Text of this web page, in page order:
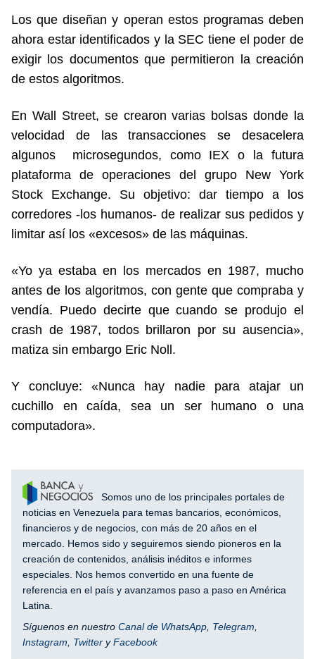
Los que diseñan y operan estos programas deben
ahora estar identificados y la SEC tiene el poder de
exigir los documentos que permitieron la creación
de estos algoritmos.
En Wall Street, se crearon varias bolsas donde la
velocidad de las transacciones se desacelera
algunos microsegundos, como IEX o la futura
plataforma de operaciones del grupo New York
Stock Exchange. Su objetivo: dar tiempo a los
corredores -los humanos- de realizar sus pedidos y
limitar así los «excesos» de las máquinas.
«Yo ya estaba en los mercados en 1987, mucho
antes de los algoritmos, con gente que compraba y
vendía. Puedo decirte que cuando se produjo el
crash de 1987, todos brillaron por su ausencia»,
matiza sin embargo Eric Noll.
Y concluye: «Nunca hay nadie para atajar un
cuchillo en caída, sea un ser humano o una
computadora».
Somos uno de los principales portales de
noticias en Venezuela para temas bancarios, económicos,
financieros y de negocios, con más de 20 años en el
mercado. Hemos sido y seguiremos siendo pioneros en la
creación de contenidos, análisis inéditos e informes
especiales. Nos hemos convertido en una fuente de
referencia en el país y avanzamos paso a paso en América
Latina.
Síguenos en nuestro Canal de WhatsApp, Telegram,
Instagram, Twitter yFacebook